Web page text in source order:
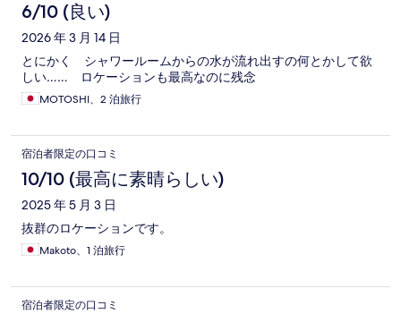
6/10 (良い)
2026 年 3 月 14 日
とにかく シャワールームからの水が流れ出すの何とかして欲
しい…… ロケーションも最高なのに残念
MOTOSHI、2 泊旅行
宿泊者限定の口コミ
10/10 (最高に素晴らしい)
2025 年 5 月 3 日
抜群のロケーションです。
Makoto、1 泊旅行
宿泊者限定の口コミ